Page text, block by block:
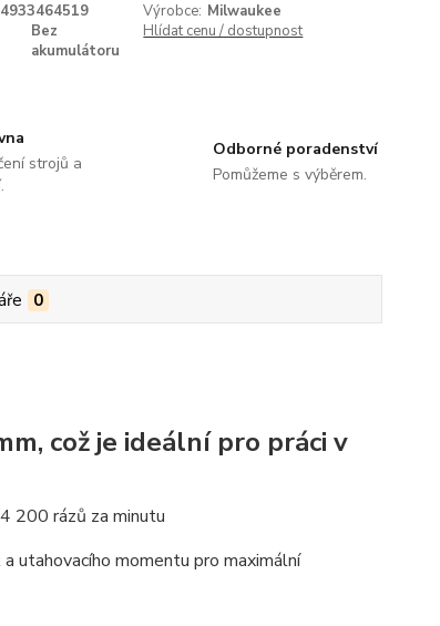
4933464519 Výrobce: Milwaukee
Bez
akumulátoru
Hlídat cenu / dostupnost
strojů a
Odborné poradenství
Pomůžeme s výběrem.
0
což je ideální pro práci v
200 rázů za minutu
utahovacího momentu pro maximální